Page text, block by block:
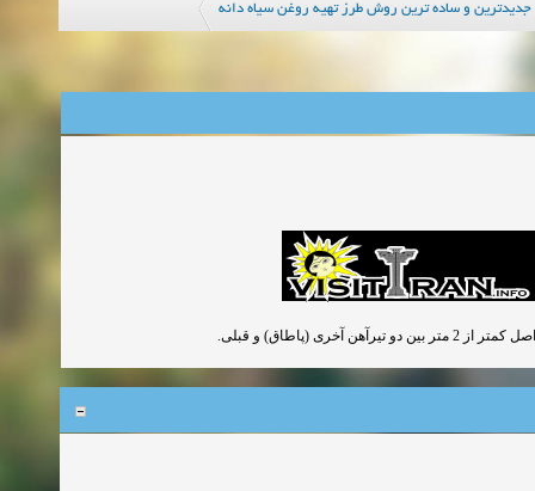
جدیدترین و ساده ترین روش طرز تهیه روغن سیاه دانه
(پاطاق) و قبلی.